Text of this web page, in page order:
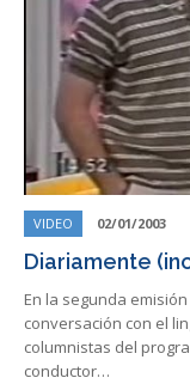
VIDEO 02/01/2003
Diariamente
En la segunda
conversación con el
columnistas del
conductor…